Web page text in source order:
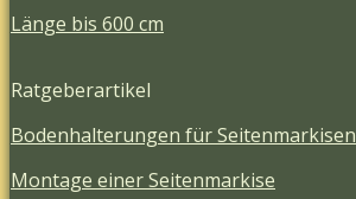
Länge bis 600 cm
Ratgeberartikel
Bodenhalterungen für Seitenmarkisen
Montage einer Seitenmarkise